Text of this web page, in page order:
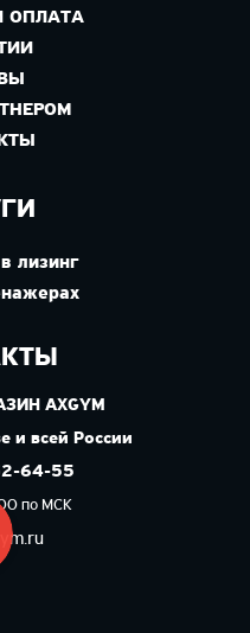
ОПЛАТА
лизинг
AXGYM
и всей России
64-55
по МСК